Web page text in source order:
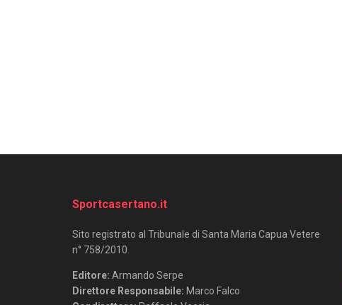
Sportcasertano.it
Sito registrato al Tribunale di Santa Maria Capua Vetere
n° 758/2010.
Editore: Armando Serpe
Direttore Responsabile: Marco Falco